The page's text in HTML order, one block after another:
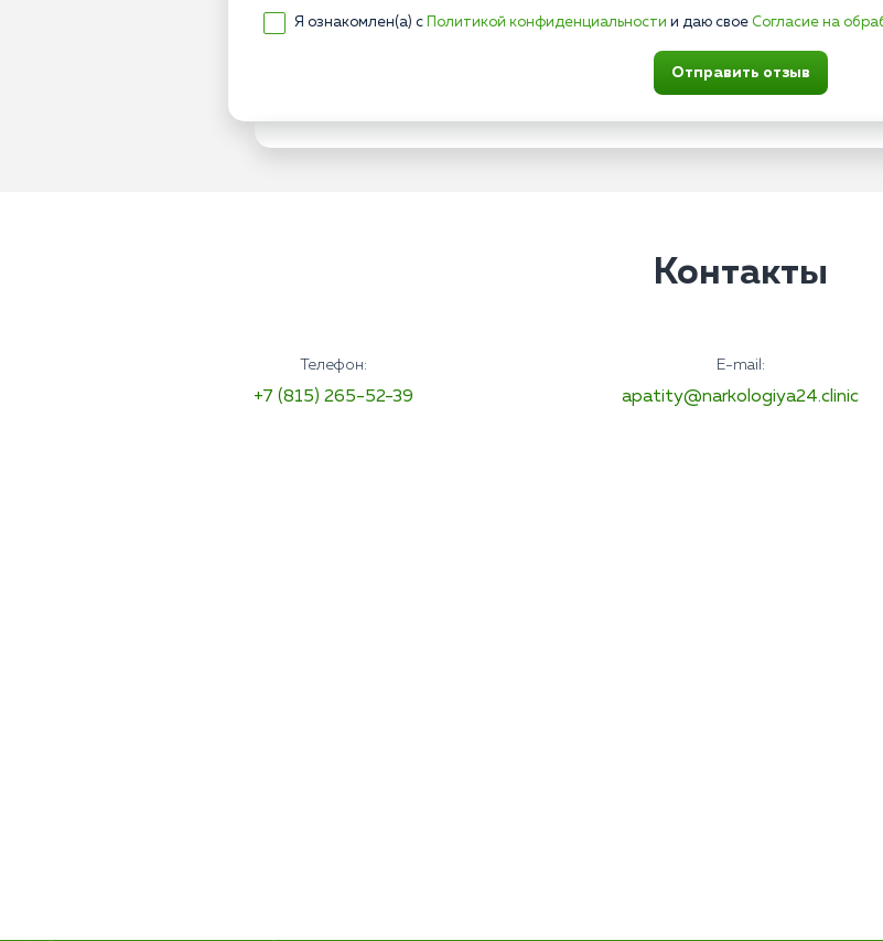
Я ознакомлен(а) с Политикой конфиденциальности и даю свое Согласие на
Отправить отзыв
Контакты
Телефон:
+7 (815) 265-52-39
E-mail:
apatity@narkologiya24.clinic